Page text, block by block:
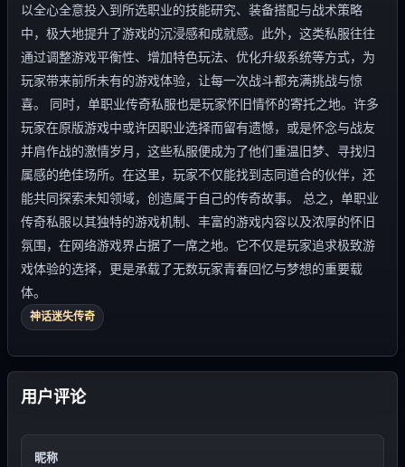
以全心全意投入到所选职业的技能研究、装备搭配与战术策略
中，极大地提升了游戏的沉浸感和成就感。此外，这类私服往往
通过调整游戏平衡性、增加特色玩法、优化升级系统等方式，为
玩家带来前所未有的游戏体验，让每一次战斗都充满挑战与惊
喜。 同时，单职业传奇私服也是玩家怀旧情怀的寄托之地。许多
玩家在原版游戏中或许因职业选择而留有遗憾，或是怀念与战友
并肩作战的激情岁月，这些私服便成为了他们重温旧梦、寻找归
属感的绝佳场所。在这里，玩家不仅能找到志同道合的伙伴，还
能共同探索未知领域，创造属于自己的传奇故事。 总之，单职业
传奇私服以其独特的游戏机制、丰富的游戏内容以及浓厚的怀旧
氛围，在网络游戏界占据了一席之地。它不仅是玩家追求极致游
戏体验的选择，更是承载了无数玩家青春回忆与梦想的重要载
体。
神话迷失传奇
用户评论
昵称